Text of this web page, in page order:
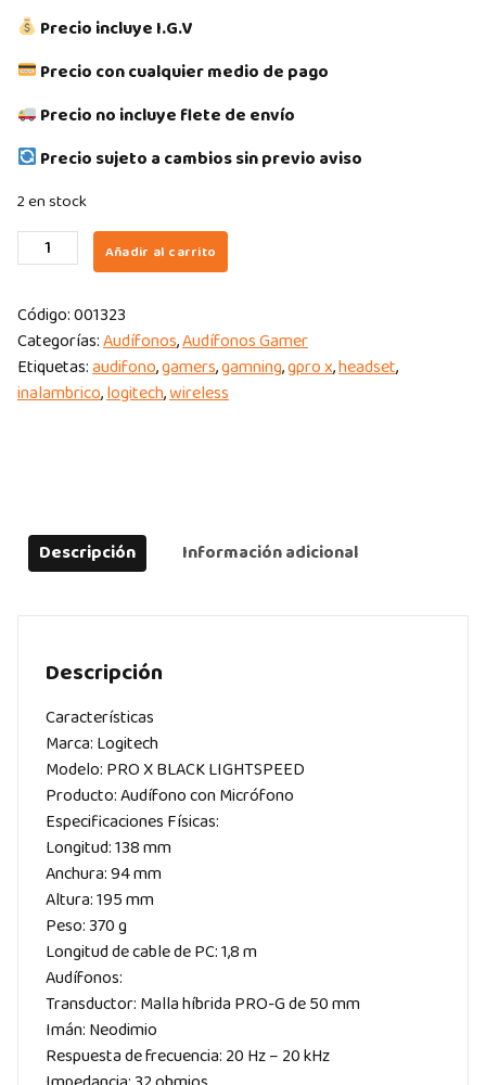
Precio incluye I.G.V
Precio con cualquier medio de pago
Precio no incluye flete de envío
Precio sujeto a cambios sin previo aviso
2 en stock
AUDIFONO
LOGITECH
X
LIGHTSPEED
WIRELESS
quantity
Añadir al carrito
Código:001323
Categorías:Audífonos,Audífonos Gamer
Etiquetas:audifono,gamers,gamning,gpro x,headset,
inalambrico,logitech,wireless
Descripción Información adicional
Descripción
Características
Marca: Logitech
Modelo: PRO X BLACK LIGHTSPEED
Producto: Audífono con Micrófono
Especificaciones Físicas:
Longitud: 138 mm
Anchura: 94 mm
Altura: 195 mm
Peso: 370 g
Longitud de cable de PC: 1,8 m
Audífonos:
Transductor: Malla híbrida PRO-G de 50 mm
Imán: Neodimio
Respuesta de frecuencia: 20 Hz – 20 kHz